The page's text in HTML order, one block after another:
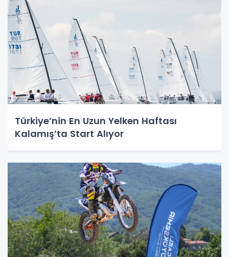
Türkiye’nin En Uzun Yelken Haftası
Kalamış’ta Start Alıyor